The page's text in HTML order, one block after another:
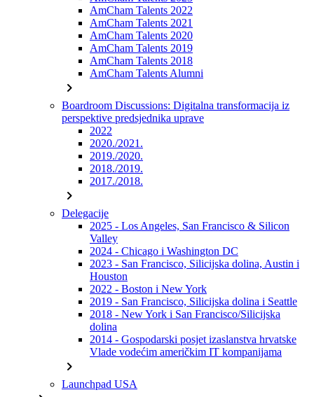
AmCham Talents 2022
AmCham Talents 2021
AmCham Talents 2020
AmCham Talents 2019
AmCham Talents 2018
AmCham Talents Alumni
chevron_right
Boardroom Discussions: Digitalna transformacija iz
perspektive predsjednika uprave
2022
2020./2021.
2019./2020.
2018./2019.
2017./2018.
chevron_right
Delegacije
2025 - Los Angeles, San Francisco & Silicon
Valley
2024 - Chicago i Washington DC
2023 - San Francisco, Silicijska dolina, Austin i
Houston
2022 - Boston i New York
2019 - San Francisco, Silicijska dolina i Seattle
2018 - New York i San Francisco/Silicijska
dolina
2014 - Gospodarski posjet izaslanstva hrvatske
Vlade vodećim američkim IT kompanijama
chevron_right
Launchpad USA